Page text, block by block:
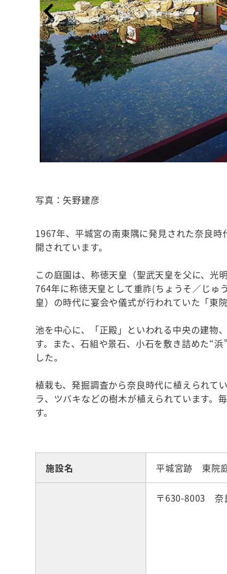
写真：矢野建彦
1967年、平城宮の南東隅に発見された奈良
開されています。
この庭園は、称徳天皇（聖武天皇を父に、光
764年に称徳天皇として重祚(ちょうそ／じゅ
皇）の時代に宴会や儀式が行われていた「東
池を中心に、「正殿」といわれる中央の建物
す。また、石組や景石、小石を敷き詰めた“
した。
植栽も、発掘調査から奈良時代に植えられて
ラ、ツバキなどの樹木が植えられています。
す。
施設名 平城宮跡 東院庭
〒630-8003 奈